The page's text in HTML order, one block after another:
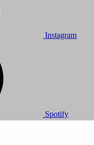
Instagram
Spotify